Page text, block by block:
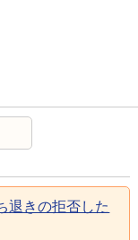
退きの拒否した